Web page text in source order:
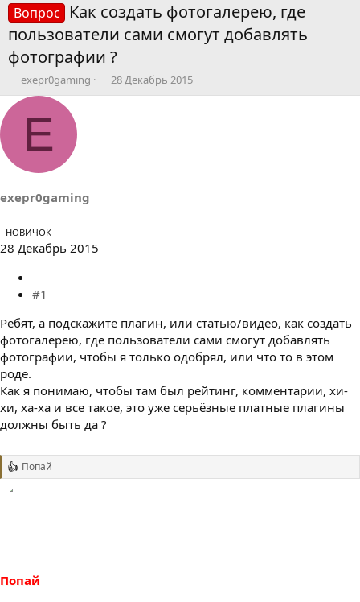
Вопрос
Как создать фотогалерею, где
пользователи сами смогут добавлять
фотографии ?
А
в
е
ы
exepr0gaming
Д
а
28 Декабрь 2015
E
exepr0gaming
НОВИЧОК
28 Декабрь 2015
#1
Ребят, а подскажите плагин, или статью/видео, как создать
фотогалерею, где пользователи сами смогут добавлять
фотографии, чтобы я только одобрял, или что то в этом
роде.
Как я понимаю, чтобы там был рейтинг, комментарии, хи-
хи, ха-ха и все такое, это уже серьёзные платные плагины
должны быть да ?
Р
Попай
Попай